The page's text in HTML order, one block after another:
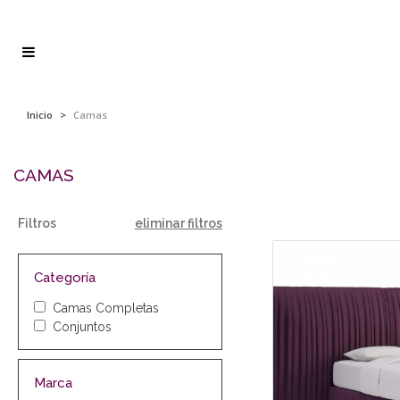
Inicio > Camas
CAMAS
Filtros eliminar filtros
Categoría
Camas Completas
Conjuntos
Marca